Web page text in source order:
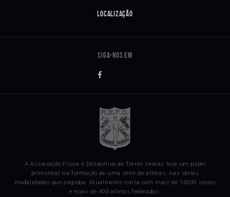
Localização
A Associação Física e Desportiva de Torres Vedras teve um papel
primordial na formação de uma série de atletas, nas várias
modalidades que engloba. Atualmente conta com mais de 10000 sócios
e mais de 400 atletas federados.